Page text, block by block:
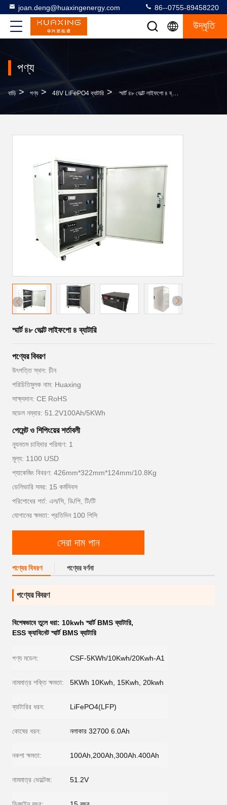
joan.deng@huaxingenergy.com 86--0755-89458220
উদ্ধৃতি
পণ্য
বাড়ি > পণ্য > 48V LiFePO4 ব্যাটারি > স্মার্ট ৪৮ ভোল্ট লাইফপো ৪ ব্যাটারি
স্মার্ট ৪৮ ভোল্ট লাইফপো ৪ ব্যাটারি
পণ্যের বিবরণ
উৎপত্তি স্থল: চীন
পরিচিতিমুলক নাম: Huaxing
সাক্ষ্যদান: CE RoHS
মডেল নম্বার: 51.2V100Ah/5KWh
পেমেন্ট ও শিপিংয়ের শর্তাবলী
ন্যূনতম চাহিদার পরিমাণ: 1
মূল্য: 1100 USD
প্যাকেজিং বিবরণ: 426mm*322mm*124mm/10.8Kg
ডেলিভারি সময়: 15 কর্মদিবস
পরিশোধের শর্ত: এল/সি, ডি/পি, টি/টি
যোগানের ক্ষমতা: প্রতিদিন 100 পিসি
সেরা দাম পান
পণ্যের বিবরণ পণ্যের বর্ণনা
পণ্যের বিবরণ
বিশেষভাবে তুলে ধরা: 10kwh স্মার্ট BMS ব্যাটারি,
ESS ক্যাবিনেট স্মার্ট BMS ব্যাটারি
পণ্য মডেল: CSF-5KWh/10Kwh/20Kwh-A1
নামমাত্র শক্তি ক্ষমতা: 5KWh 10Kwh, 15Kwh, 20kwh
ব্যাটারির ধরন: LiFePO4(LFP)
কোষের ধরন: নলাকার 32700 6.0Ah
নকশা ক্ষমতা: 100Ah,200Ah,300Ah.400Ah
নামমাত্র ভোল্টেজ: 51.2V